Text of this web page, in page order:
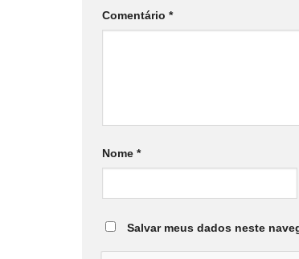
Comentário *
Nome *
Salvar meus dados neste